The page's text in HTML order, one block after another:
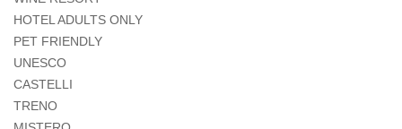
HOTEL ADULTS ONLY
PET FRIENDLY
UNESCO
CASTELLI
TRENO